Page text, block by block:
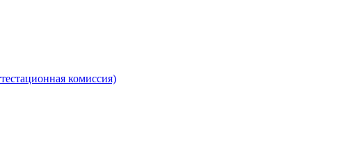
комиссия)